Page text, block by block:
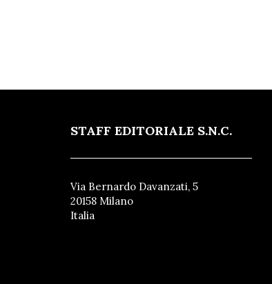
STAFF EDITORIALE S.N.C.
Via Bernardo Davanzati, 5
20158 Milano
Italia